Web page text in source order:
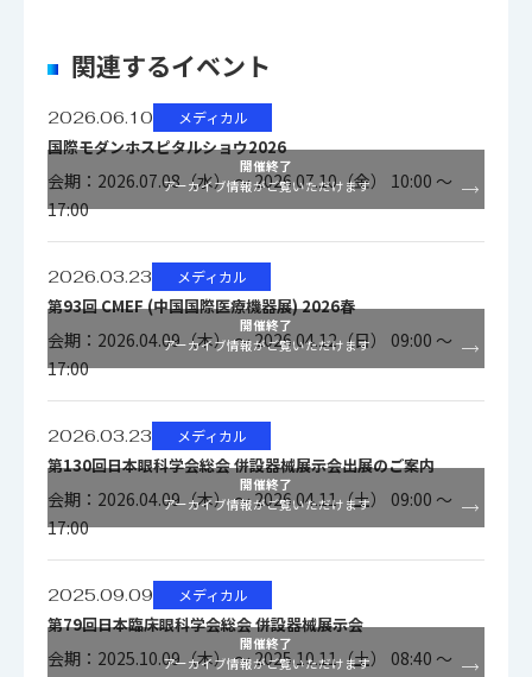
関連するイベント
2026.06.10 メディカル
国際モダンホスピタルショウ2026
会期：2026.07.08（水） ～ 2026.07.10（金） 10:00 ～
17:00
開催終了
アーカイブ情報がご覧いただけます
2026.03.23 メディカル
第93回 CMEF (中国国際医療機器展) 2026春
会期：2026.04.09（木） ～ 2026.04.12（日） 09:00 ～
17:00
開催終了
アーカイブ情報がご覧いただけます
2026.03.23 メディカル
第130回日本眼科学会総会 併設器械展示会出展のご案内
会期：2026.04.09（木） ～ 2026.04.11（土） 09:00 ～
17:00
開催終了
アーカイブ情報がご覧いただけます
2025.09.09 メディカル
第79回日本臨床眼科学会総会 併設器械展示会
会期：2025.10.09（木） ～ 2025.10.11（土） 08:40 ～
開催終了
アーカイブ情報がご覧いただけます